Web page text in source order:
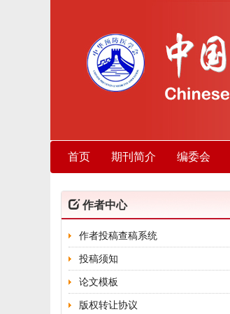
首页 期刊简介 编委会
作者中心
作者投稿查稿系统
投稿须知
论文模板
版权转让协议